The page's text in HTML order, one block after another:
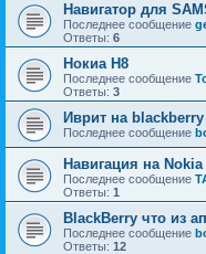
Навигатор для
Последнее сообщение
Ответы: 6
Нокиа Н8
Последнее сообщение
Ответы: 3
Иврит на blackberry
Последнее сообщение
Навигация на Nokia
Последнее сообщение
Ответы: 1
BlackBerry что из
Последнее сообщение
Ответы: 12